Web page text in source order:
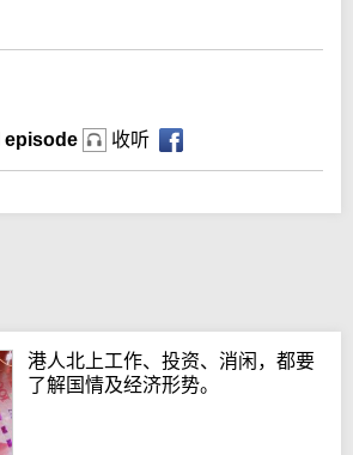
episode 收听
港人北上工作、投资、消闲，都要
了解国情及经济形势。